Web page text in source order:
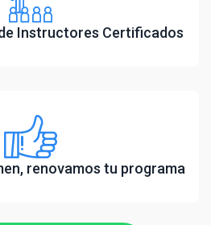
Instructores Certificados
renovamos tu programa